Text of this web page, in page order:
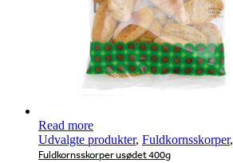
Read more
Udvalgte produkter, Fuldkornsskorper,
Fuldkornsskorper usødet 400g